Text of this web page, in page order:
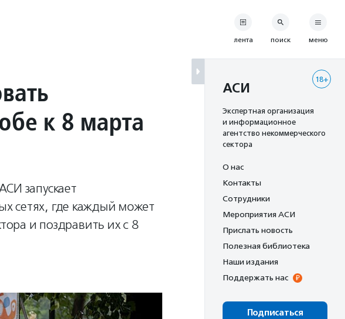
к 8 марта
запускает
сетях, где каждый может
и поздравить их с 8
лента поиск меню
18+
АСИ
Экспертная организация
и информационное
агентство некоммерческого
сектора
О нас
Контакты
Сотрудники
Мероприятия АСИ
Прислать новость
Полезная библиотека
Наши издания
Поддержать нас
Подписаться